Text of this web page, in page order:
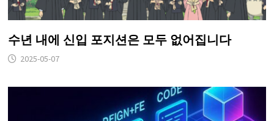
수년 내에 신입 포지션은 모두 없어집니다
2025-05-07